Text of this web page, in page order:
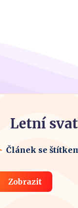
Letní
Článek se
Zobrazit